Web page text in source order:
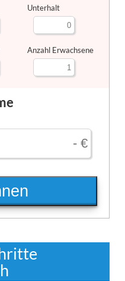
Unterhalt
Anzahl Erwachsene